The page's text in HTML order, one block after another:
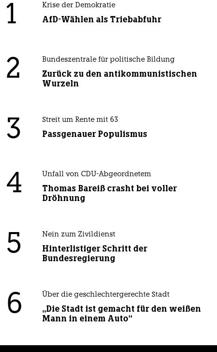
1 Krise der Demokratie
AfD-Wählen als Triebabfuhr
2 Bundeszentrale für politische Bildung
Zurück zu den antikommunistischen
Wurzeln
3 Streit um Rente mit 63
Passgenauer Populismus
4 Unfall von CDU-Abgeordnetem
Thomas Bareiß crasht bei voller
Dröhnung
5 Nein zum Zivildienst
Hinterlistiger Schritt der
Bundesregierung
6 Über die geschlechtergerechte Stadt
„Die Stadt ist gemacht für den weißen
Mann in einem Auto“